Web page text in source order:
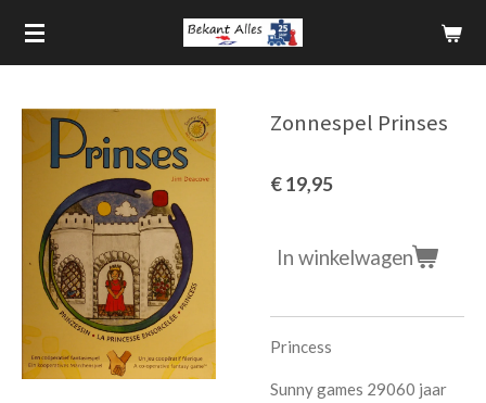
Ga
direct
hoofdinhoud
Zonnespel Prinses
€ 19,95
In winkelwagen
Princess
Sunny games 29060 jaar